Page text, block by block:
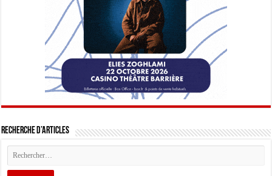
Recherche d’articles